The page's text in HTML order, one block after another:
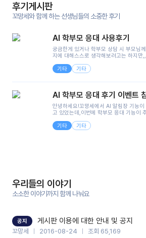
후기게시판
꼬망세와 함께 하는 선생님들의 소중한 후기
AI 학부모 응대 사용후기
궁금한게 있거나 학부모 상담 시 부모님
지에 대해스스로 생각해보려고는 하지만
려니 어려울때가...^^(저만 그런거 아니죠
피티나 제미나이는 몇세이고 여자인지
정보를 제공하면서 물어봐야할 때가 있
으셔서 고민이 됐는데ai 학부모 응대를 써
면..)그리고 제가 신입 때 이게 있었더라면
좋은거 같아요지금은 그래도 아이들이
말 어려워서 항상다른 선생님들께 도움
쓸 때도 좀 도움이 되는 거 같아요!
기타 기타
AI 학부모 응대 후기 이벤트
안녕하세요!꼬망세에서 AI 알림장 기능
고 있었는데,이번에 학부모 응대 기능이
님 응대에 더 많은 부담을 느끼고 있습니
겪은 일과 학부모님께 전달드렸던 내용
을 많이 하는데,꼬망봇 덕분에 고민하는
안심시킬 수 있었습니다.이 부분은 꼬망
입니다.학부모님께 전화를 드리기 전에,
성 있는 교사가 되어 대화를 나눌 수 있었
기능을 개발해 주셔서 감사합니다.
기타 기타
우리들의 이야기
소소한 이야기까지 함께 나눠요
공지 게시판 이용에 대한 안내 및 공지
꼬망세 2016-08-24 조회 65,169